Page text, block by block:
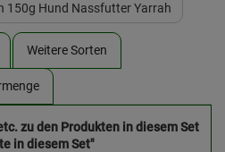
150g Hund Nassfutter Yarrah
Weitere Sorten
zu den Produkten in diesem Set
in diesem Set"